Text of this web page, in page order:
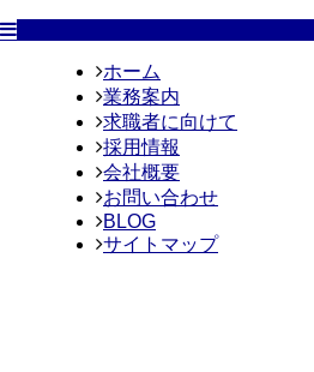
ホーム
業務案内
求職者に向けて
採用情報
会社概要
お問い合わせ
BLOG
サイトマップ